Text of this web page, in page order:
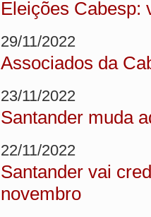
Eleições Cabesp:
29/11/2022
Associados da
23/11/2022
Santander muda
22/11/2022
Santander vai
novembro